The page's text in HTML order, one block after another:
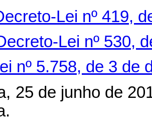
Lei nº 419,
Lei nº 530,
nº 5.758, de 3 de
25 de junho de